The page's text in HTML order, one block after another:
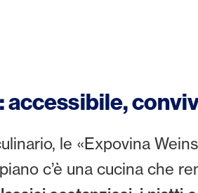
le «Expovina
c’è una cucina che